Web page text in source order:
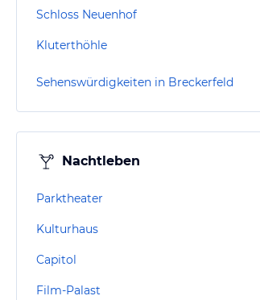
Schloss Neuenhof
Kluterthöhle
Sehenswürdigkeiten in Breckerfeld
Nachtleben
Parktheater
Kulturhaus
Capitol
Film-Palast